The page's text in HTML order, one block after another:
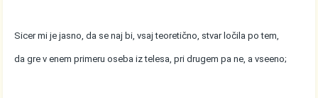
Sicer mi je jasno, da se naj bi, vsaj teoretično, stvar ločila po tem,
da gre v enem primeru oseba iz telesa, pri drugem pa ne, a vseeno;